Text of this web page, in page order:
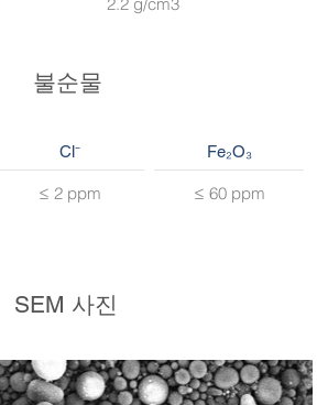
불순물
Cl⁻
≤ 2 ppm
Fe₂O₃
≤ 60 ppm
SEM 사진